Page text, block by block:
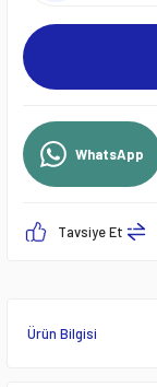
WhatsApp
Tavsiye Et
Ürün Bilgisi